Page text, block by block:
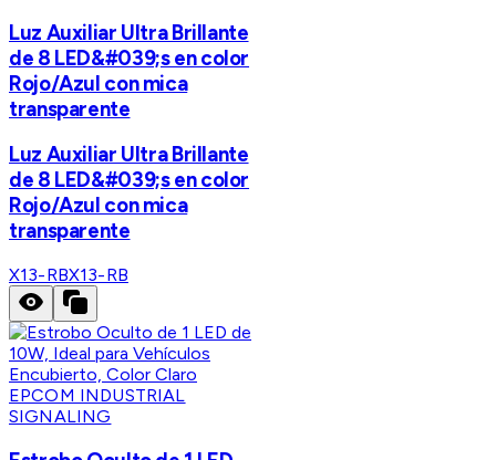
Luz Auxiliar Ultra Brillante
de 8 LED&#039;s en color
Rojo/Azul con mica
transparente
Luz Auxiliar Ultra Brillante
de 8 LED&#039;s en color
Rojo/Azul con mica
transparente
X13-RBX13-RB
EPCOM INDUSTRIAL
SIGNALING